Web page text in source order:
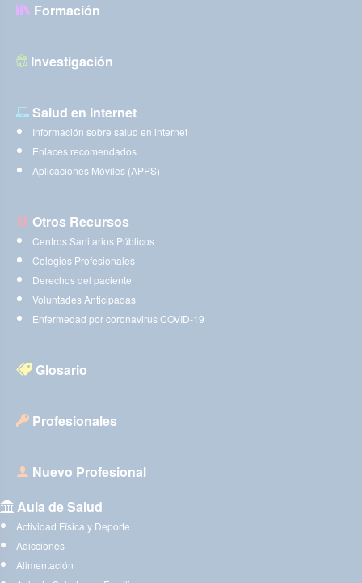
Formación
Investigación
Salud en Internet
Información sobre salud en internet
Enlaces recomendados
Aplicaciones Móviles (APPS)
Otros Recursos
Centros Sanitarios Públicos
Colegios Profesionales
Derechos del paciente
Voluntades Anticipadas
Enfermedad por coronavirus COVID-19
Glosario
Profesionales
Nuevo Profesional
Aula de Salud
Actividad Física y Deporte
Adicciones
Alimentación